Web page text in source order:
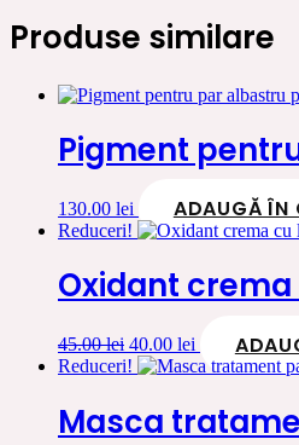
Produse similare
Pigment
130.00 lei ADAUGĂ ÎN
Reduceri!
Oxidant crema
45.00lei Prețul
inițial
45.00 lei.
40.00 lei Prețul
curent
40.00 lei.
Reduceri!
Masca